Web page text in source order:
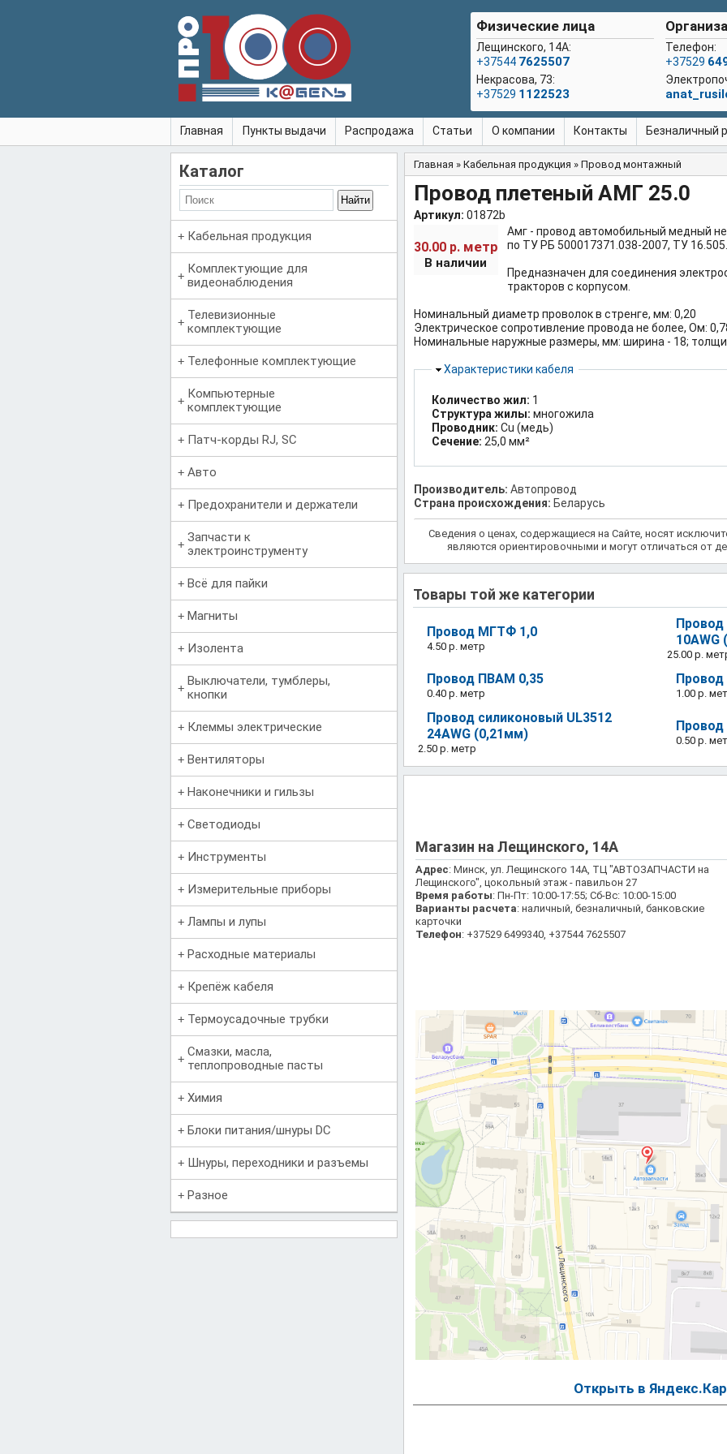
Физические лица
Лещинского, 14А:
+37544 7625507
Некрасова, 73:
+37529 1122523
Телефон:
+37529
Главная Пункты выдачи Распродажа Статьи О компании Контакты Безналичный
Вы здесь
Главная » Кабельная продукция » Провод монтажный
Провод плетеный АМГ 25.0
Артикул: 01872b
30.00 р. метр
В наличии
Амг - провод автомобильный медный
по ТУ РБ 500017371.038-2007, ТУ
Предназначен для соединения
тракторов с корпусом.
Номинальный диаметр проволок в стренге, мм: 0,20
Электрическое сопротивление провода не более, Ом:
Номинальные наружные размеры, мм: ширина - 18;
Скрыть
Характеристики кабеля
Количество жил: 1
Структура жилы: многожила
Проводник: Cu (медь)
Сечение: 25,0 мм²
Производитель: Автопровод
Страна происхождения: Беларусь
Сведения о ценах, содержащиеся на Сайте, носят
являются ориентировочными и могут отличаться от
Каталог
Кабельная продукция
Комплектующие для
видеонаблюдения
Телевизионные
комплектующие
Телефонные комплектующие
Компьютерные
комплектующие
Патч-корды RJ, SC
Авто
Предохранители и держатели
Запчасти к
электроинструменту
Всё для пайки
Магниты
Изолента
Выключатели, тумблеры,
кнопки
Клеммы электрические
Вентиляторы
Наконечники и гильзы
Светодиоды
Инструменты
Измерительные приборы
Лампы и лупы
Расходные материалы
Крепёж кабеля
Термоусадочные трубки
Смазки, масла,
теплопроводные пасты
Химия
Блоки питания/шнуры DC
Шнуры, переходники и разъемы
Разное
Товары той же категории
Провод МГТФ 1,0
4.50 р. метр
Провод
10AWG
25.00 р.
Провод ПВАМ 0,35
0.40 р. метр 1.00 р.
Провод силиконовый UL3512
24AWG (0,21мм)
2.50 р. метр
Провод
0.50 р.
Магазин на Лещинского, 14А
Адрес: Минск, ул. Лещинского 14А, ТЦ "АВТОЗАПЧАСТИ на
Лещинского", цокольный этаж - павильон 27
Время работы: Пн-Пт: 10:00-17:55; Сб-Вс: 10:00-15:00
Варианты расчета: наличный, безналичный, банковские
карточки
Телефон: +37529 6499340, +37544 7625507
Открыть в